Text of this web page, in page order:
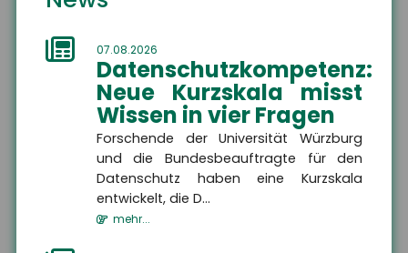
07.08.2026
Datenschutzkompetenz:
Neue Kurzskala misst
Wissen in vier Fragen
Forschende der Universität Würzburg
und die Bundesbeauftragte für den
Datenschutz haben eine Kurzskala
entwickelt, die D...
mehr...
Die Sicherheit Ihrer Zukunft liegt uns am Herzen.
Als Versicherungsmakler kümmern wir uns um
Ihren individuellen privaten und betrieblichen
Versicherungsschutz.
Service steht bei uns an erster Stelle!
Wir freuen uns auf Sie.